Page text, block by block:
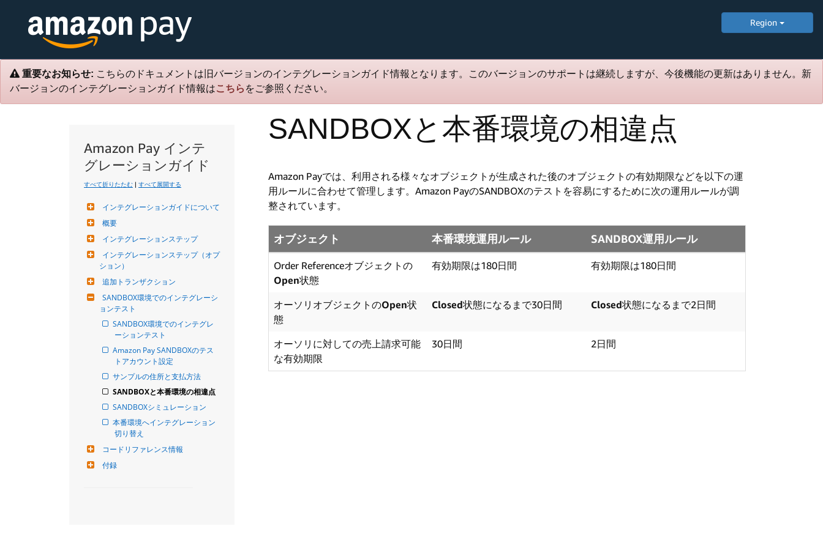
Region
重要なお知らせ: こちらのドキュメントは旧バージョンのインテグレーションガイド情報となります。このバージョンのサポートは継続しますが、今後機能の更新はありません。新
バージョンのインテグレーションガイド情報はこちら をご参照ください。
Amazon Pay インテ
グレーションガイド
すべて折りたたむ | すべて展開する
インテグレーションガイドについて
概要
インテグレーションステップ
インテグレーションステップ（オプ
ション）
追加トランザクション
SANDBOX環境でのインテグレーシ
ョンテスト
SANDBOX環境でのインテグレ
ーションテスト
Amazon Pay SANDBOXのテス
トアカウント設定
サンプルの住所と支払方法
SANDBOXと本番環境の相違点
SANDBOXシミュレーション
本番環境へインテグレーション
切り替え
コードリファレンス情報
付録
SANDBOXと本番環境の相違点
Amazon Payでは、利用される様々なオブジェクトが生成された後のオブジェクトの有効期限などを以下の運
用ルールに合わせて管理します。Amazon PayのSANDBOXのテストを容易にするために次の運用ルールが調
整されています。
オブジェクト 本番環境運用ルール SANDBOX運用ルール
Order Referenceオブジェクトの
Open状態
有効期限は180日間 有効期限は180日間
オーソリオブジェクトのOpen状
態
Closed状態になるまで30日間 Closed状態になるまで2日間
オーソリに対しての売上請求可能
な有効期限
30日間 2日間